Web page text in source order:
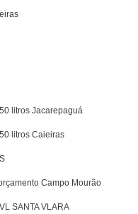
litros Jacarepaguá
litros Caieiras
Campo Mourão
SANTA VLARA